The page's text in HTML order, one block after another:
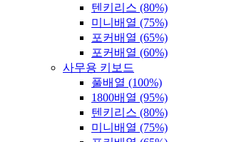
텐키리스 (80%)
미니배열 (75%)
포커배열 (65%)
포커배열 (60%)
사무용 키보드
풀배열 (100%)
1800배열 (95%)
텐키리스 (80%)
미니배열 (75%)